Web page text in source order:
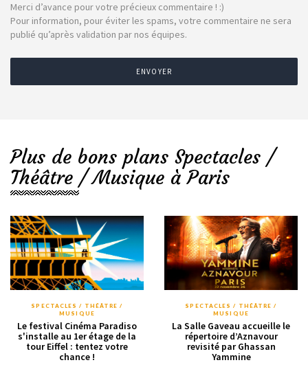
Merci d’avance pour votre précieux commentaire ! :)
Pour information, pour éviter les spams, votre commentaire ne sera
publié qu’après validation par nos équipes.
ENVOYER
Plus de bons plans Spectacles /
Théâtre / Musique à Paris
SPECTACLES / THÉÂTRE /
MUSIQUE
Le festival Cinéma Paradiso
s'installe au 1er étage de la
tour Eiffel : tentez votre
chance !
SPECTACLES / THÉÂTRE /
MUSIQUE
La Salle Gaveau accueille le
répertoire d’Aznavour
revisité par Ghassan
Yammine